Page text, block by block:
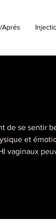
Aprés
de se sentir
et
vaginaux